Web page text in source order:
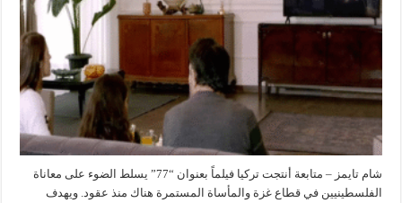
شام تايمز – متابعة أنتجت تركيا فيلماً بعنوان “77” يسلط الضوء على معاناة
الفلسطينيين في قطاع غزة والمأساة المستمرة هناك منذ عقود. ويهدف